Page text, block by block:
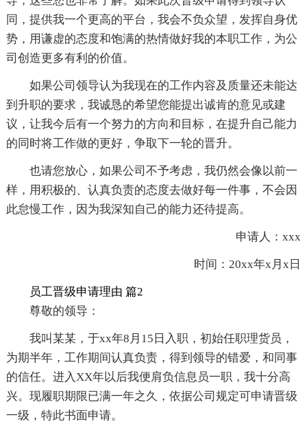
同，提供我一个更高的平台，我会不负众望，发挥自身优
势，用谦虚的态度和饱满的热情做好我的本职工作，为公
司创造更多有利的价值。
如果公司领导认为我现在的工作内容及质量还未能达
到升职的要求，我诚恳的希望您能提出诚肯的意见或建
议，让我今后有一个努力的方向和目标，在提升自己能力
的同时将工作做的更好，争取下一轮的晋升。
也请您放心，如果公司不予考虑，我仍然会像以前一
样，用积极的、认真负责的态度去做好每一件事，不会因
此怠慢工作，因为我深知自己的能力还待提高。
申请人：xxx
时间：20xx年x月x日
员工晋级申请理由 篇2
尊敬的领导：
我叫某某，于xx年8月15日入职，初始任职理货员，
为期半年，工作期间认真负责，得到领导的错爱，和同事
的信任。进入XX年以后我便肩负信息员一职，我十分高
兴。现履职期限已满一年之久，依据公司规定可申请晋级
一级，特此书面申请。